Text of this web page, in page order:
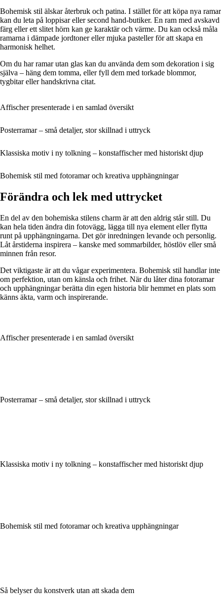
Bohemisk stil älskar återbruk och patina. I stället för att köpa nya ramar
kan du leta på loppisar eller second hand-butiker. En ram med avskavd
färg eller ett slitet hörn kan ge karaktär och värme. Du kan också måla
ramarna i dämpade jordtoner eller mjuka pasteller för att skapa en
harmonisk helhet.
Om du har ramar utan glas kan du använda dem som dekoration i sig
själva – häng dem tomma, eller fyll dem med torkade blommor,
tygbitar eller handskrivna citat.
Affischer presenterade i en samlad översikt
Posterramar – små detaljer, stor skillnad i uttryck
Klassiska motiv i ny tolkning – konstaffischer med historiskt djup
Bohemisk stil med fotoramar och kreativa upphängningar
Förändra och lek med uttrycket
En del av den bohemiska stilens charm är att den aldrig står still. Du
kan hela tiden ändra din fotovägg, lägga till nya element eller flytta
runt på upphängningarna. Det gör inredningen levande och personlig.
Låt årstiderna inspirera – kanske med sommarbilder, höstlöv eller små
minnen från resor.
Det viktigaste är att du vågar experimentera. Bohemisk stil handlar inte
om perfektion, utan om känsla och frihet. När du låter dina fotoramar
och upphängningar berätta din egen historia blir hemmet en plats som
känns äkta, varm och inspirerande.
Affischer presenterade i en samlad översikt
Posterramar – små detaljer, stor skillnad i uttryck
Klassiska motiv i ny tolkning – konstaffischer med historiskt djup
Bohemisk stil med fotoramar och kreativa upphängningar
Så belyser du konstverk utan att skada dem